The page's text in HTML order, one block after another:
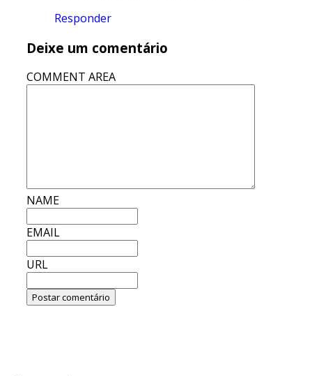
Responder
Deixe um comentário
COMMENT AREA
NAME
EMAIL
URL